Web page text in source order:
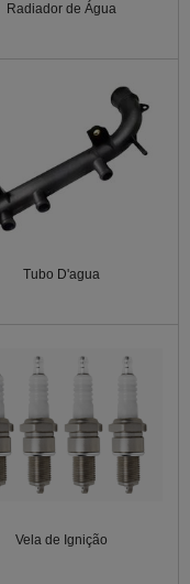
Radiador de Água
Tubo D'agua
Vela de Ignição